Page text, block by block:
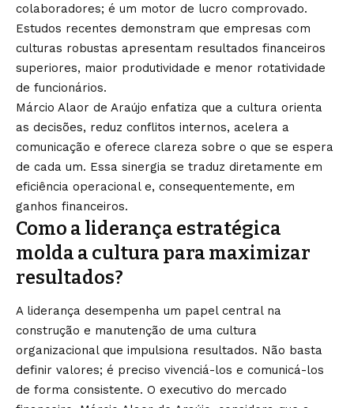
colaboradores; é um motor de lucro comprovado.
Estudos recentes demonstram que empresas com
culturas robustas apresentam resultados financeiros
superiores, maior produtividade e menor rotatividade
de funcionários.
Márcio Alaor de Araújo enfatiza que a cultura orienta
as decisões, reduz conflitos internos, acelera a
comunicação e oferece clareza sobre o que se espera
de cada um. Essa sinergia se traduz diretamente em
eficiência operacional e, consequentemente, em
ganhos financeiros.
Como a liderança estratégica
molda a cultura para maximizar
resultados?
A liderança desempenha um papel central na
construção e manutenção de uma cultura
organizacional que impulsiona resultados. Não basta
definir valores; é preciso vivenciá-los e comunicá-los
de forma consistente. O executivo do mercado